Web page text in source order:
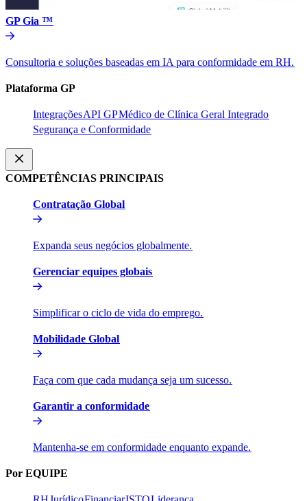
GP Gia ™​​
Consultoria e soluções baseadas em IA para conformidade em RH.​​
Plataforma GP​​
Integrações​​API GP​​Médico de Clínica Geral Integrado​​
Segurança e Conformidade​​
COMPETÊNCIAS PRINCIPAIS​​
Contratação Global​​
Expanda seus negócios globalmente.​​
Gerenciar equipes globais​​
Simplificar o ciclo de vida do emprego.​​
Mobilidade Global​​
Faça com que cada mudança seja um sucesso.​​
Garantir a conformidade​​
Mantenha-se em conformidade enquanto expande.​​
Por EQUIPE​​